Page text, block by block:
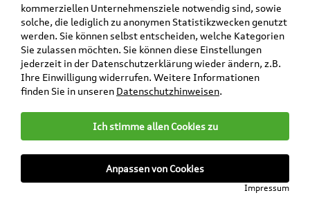
Artikel für ihr Modell
Marke wählen
Modell wählen
Karosserieform wählen
kommerziellen Unternehmensziele notwendig sind, sowie
solche, die lediglich zu anonymen Statistikzwecken genutzt
werden. Sie können selbst entscheiden, welche Kategorien
Sie zulassen möchten. Sie können diese Einstellungen
jederzeit in der Datenschutzerklärung wieder ändern, z.B.
Ihre Einwilligung widerrufen. Weitere Informationen
finden Sie in unseren Datenschutzhinweisen.
Ich stimme allen Cookies zu
Anpassen von Cookies
Impressum